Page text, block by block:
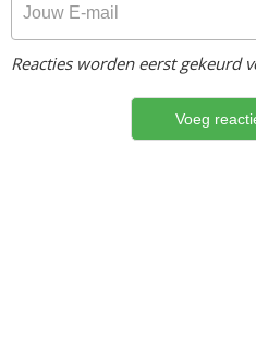
Reacties worden eerst gekeurd